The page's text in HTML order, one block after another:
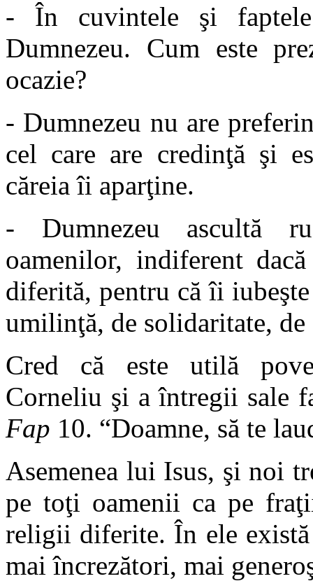
- În cuvintele şi
Dumnezeu. Cum este
ocazie?
- Dumnezeu nu are
cel care are credinţă şi
căreia îi aparţine.
- Dumnezeu ascultă
oamenilor, indiferent
diferită, pentru că îi
umilinţă, de solidaritate,
Cred că este utilă
Corneliu şi a întregii sale
Fap 10. “Doamne, să te
Asemenea lui Isus, şi noi
pe toţi oamenii ca pe
religii diferite. În ele
mai încrezători, mai